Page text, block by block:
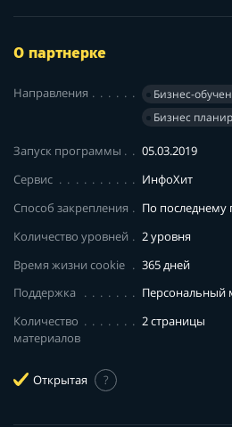
О партнерке
Направления
Бизнес-
Бизнес
Запуск программы
05.03.2019
Сервис
ИнфоХит
Способ закрепления
По последнему
Количество уровней
2 уровня
Время жизни cookie
365 дней
Поддержка
Персональный
Количество
материалов
2 страницы
Открытая ?